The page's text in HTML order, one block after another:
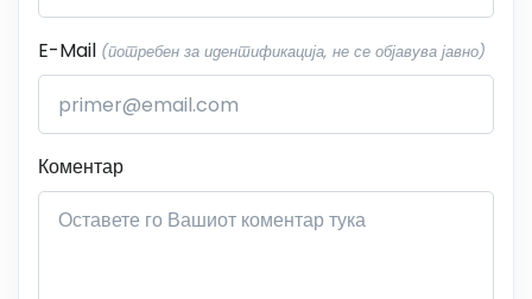
E-Mail (потребен за идентификација, не се објавува јавно)
Коментар